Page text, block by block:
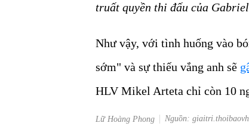
truất quyền thi đấu của
Như vậy, với tình huống vào
sớm" và sự thiếu vắng anh sẽ
HLV Mikel Arteta chỉ còn 10
Lữ Hoàng Phong Nguồn: